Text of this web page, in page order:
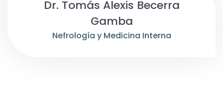
Dr. Tomás Alexis Becerra
Gamba
Nefrología y Medicina Interna